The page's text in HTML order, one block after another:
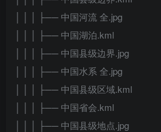
│ │ │ ├── 中国河流 全.jpg
│ │ │ ├── 中国湖泊.kml
│ │ │ ├── 中国县级边界.jpg
│ │ │ ├── 中国水系 全.jpg
│ │ │ ├── 中国县级区域.kml
│ │ │ ├── 中国省会.kml
│ │ │ ├── 中国县级地点.jpg